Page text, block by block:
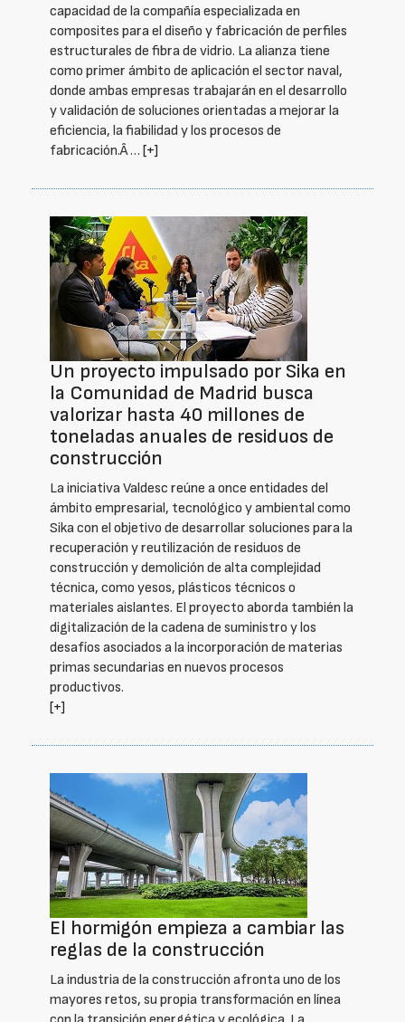
capacidad de la compañía especializada en
composites para el diseño y fabricación de perfiles
estructurales de fibra de vidrio. La alianza tiene
como primer ámbito de aplicación el sector naval,
donde ambas empresas trabajarán en el desarrollo
y validación de soluciones orientadas a mejorar la
eficiencia, la fiabilidad y los procesos de
fabricación.Â … [+]
Un proyecto impulsado por Sika en
la Comunidad de Madrid busca
valorizar hasta 40 millones de
toneladas anuales de residuos de
construcción
La iniciativa Valdesc reúne a once entidades del
ámbito empresarial, tecnológico y ambiental como
Sika con el objetivo de desarrollar soluciones para la
recuperación y reutilización de residuos de
construcción y demolición de alta complejidad
técnica, como yesos, plásticos técnicos o
materiales aislantes. El proyecto aborda también la
digitalización de la cadena de suministro y los
desafíos asociados a la incorporación de materias
primas secundarias en nuevos procesos
productivos.
[+]
El hormigón empieza a cambiar las
reglas de la construcción
La industria de la construcción afronta uno de los
mayores retos, su propia transformación en línea